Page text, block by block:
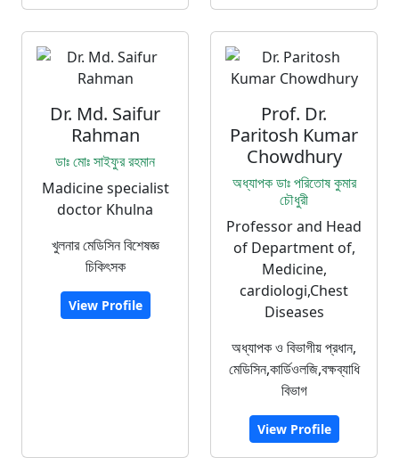
Dr. Md. Saifur
Rahman
ডাঃ মোঃ সাইফুর রহমান
Madicine specialist
doctor Khulna
খুলনার মেডিসিন বিশেষজ্ঞ
চিকিৎসক
View Profile
Prof. Dr.
Paritosh Kumar
Chowdhury
অধ্যাপক ডাঃ পরিতোষ কুমার
চৌধুরী
Professor and Head
of Department of,
Medicine,
cardiologi,Chest
Diseases
অধ্যাপক ও বিভাগীয় প্রধান,
মেডিসিন,কার্ডিওলজি,বক্ষব্যাধি
বিভাগ
View Profile